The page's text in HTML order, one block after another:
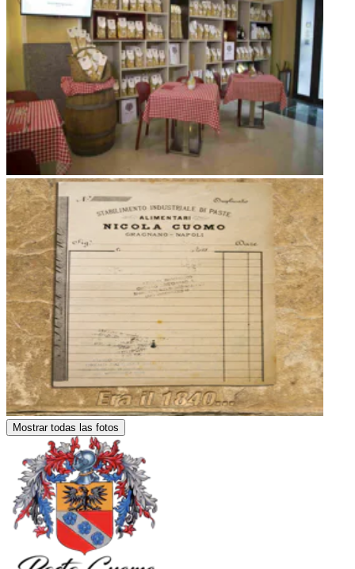
Mostrar todas las fotos